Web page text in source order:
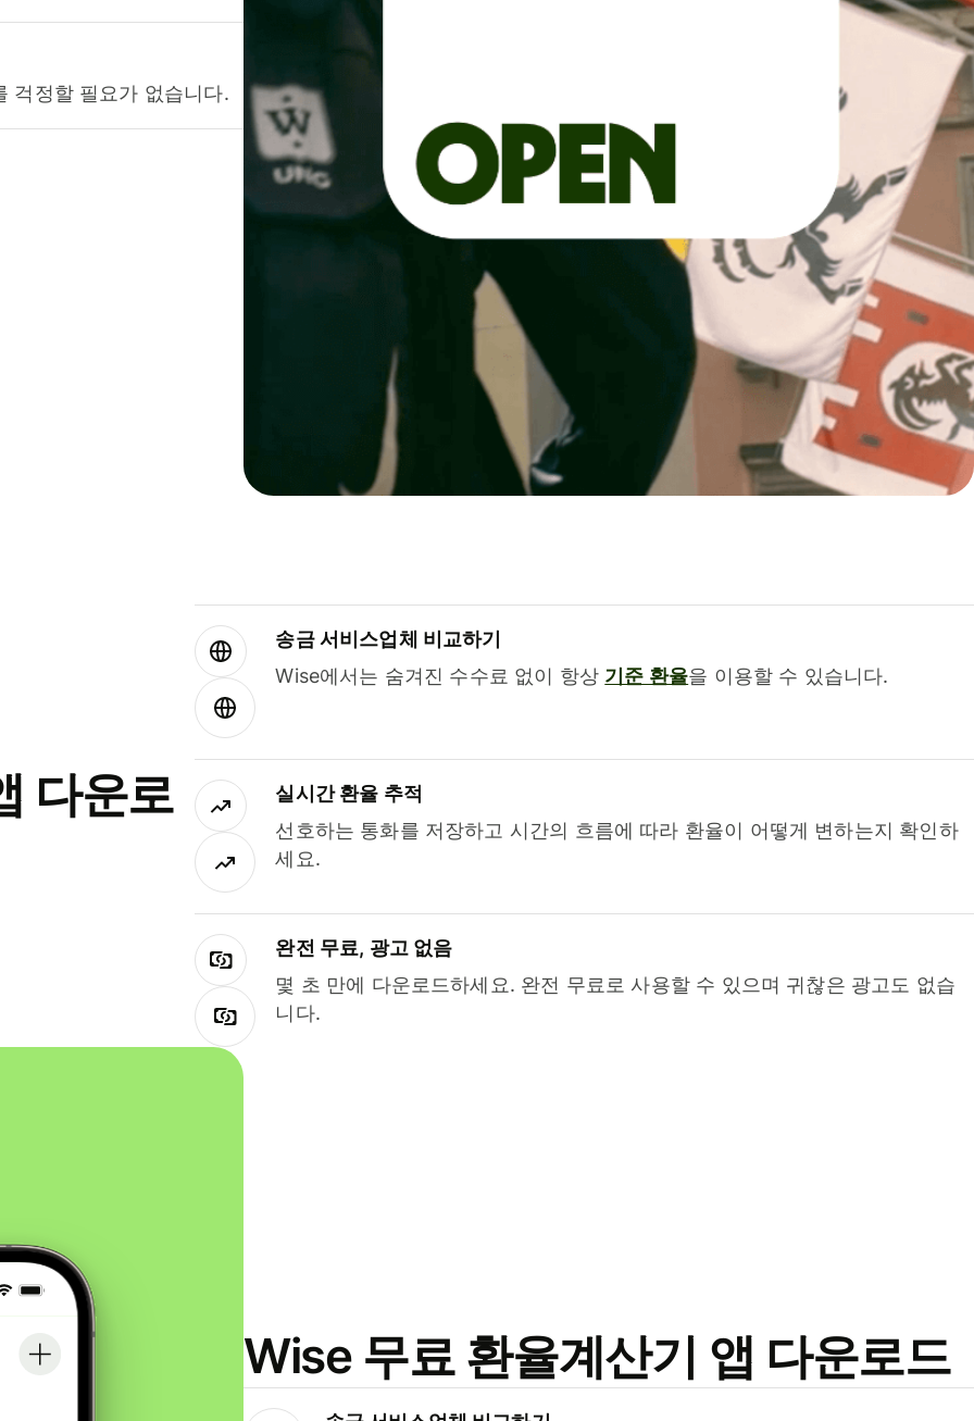
걱정할 필요가 없습니다.
다운로
송금 서비스업체 비교하기
Wise에서는 숨겨진 수수료 없이 항상 기준 환율을 이용할 수 있습니다.
실시간 환율 추적
선호하는 통화를 저장하고 시간의 흐름에 따라 환율이 어떻게 변하는지 확인하
세요.
완전 무료, 광고 없음
몇 초 만에 다운로드하세요. 완전 무료로 사용할 수 있으며 귀찮은 광고도 없습
니다.
Wise 무료 환율계산기 앱 다운로드